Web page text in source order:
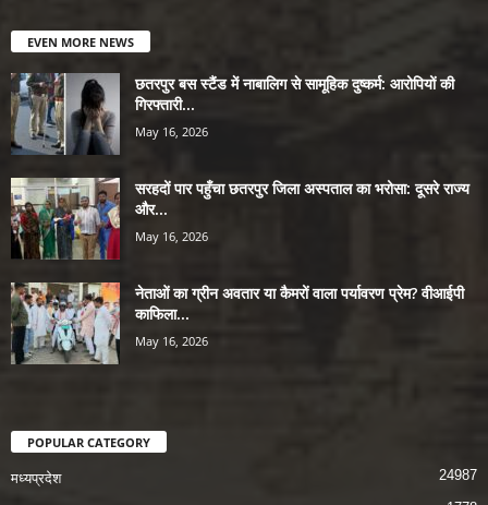
EVEN MORE NEWS
छतरपुर बस स्टैंड में नाबालिग से सामूहिक दुष्कर्म: आरोपियों की
गिरफ्तारी...
May 16, 2026
सरहदों पार पहुँचा छतरपुर जिला अस्पताल का भरोसा: दूसरे राज्य
और...
May 16, 2026
नेताओं का ग्रीन अवतार या कैमरों वाला पर्यावरण प्रेम? वीआईपी
काफिला...
May 16, 2026
POPULAR CATEGORY
मध्यप्रदेश 24987